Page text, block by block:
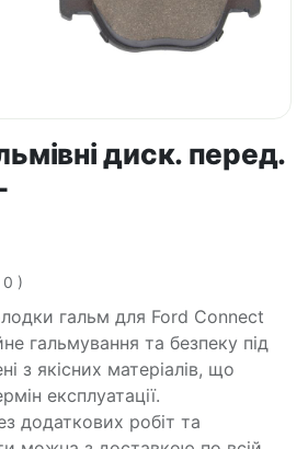
диск. перед.
0 )
гальм для Ford Connect
гальмування та безпеку під
з якісних матеріалів, що
експлуатації.
додаткових робіт та